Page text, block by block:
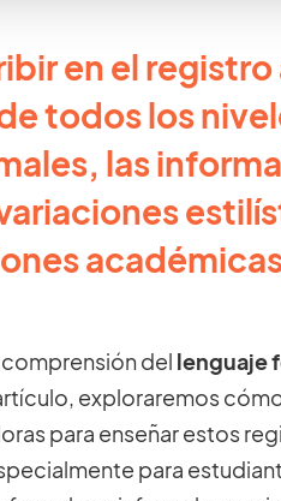
en el
todos los
las
comprensión del lenguaje
exploraremos
para enseñar estos
para